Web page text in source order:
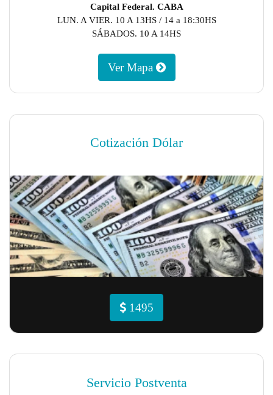
Capital Federal. CABA
LUN. A VIER. 10 A 13HS / 14 a 18:30HS
SÁBADOS. 10 A 14HS
Ver Mapa
Cotización Dólar
1495
Servicio Postventa